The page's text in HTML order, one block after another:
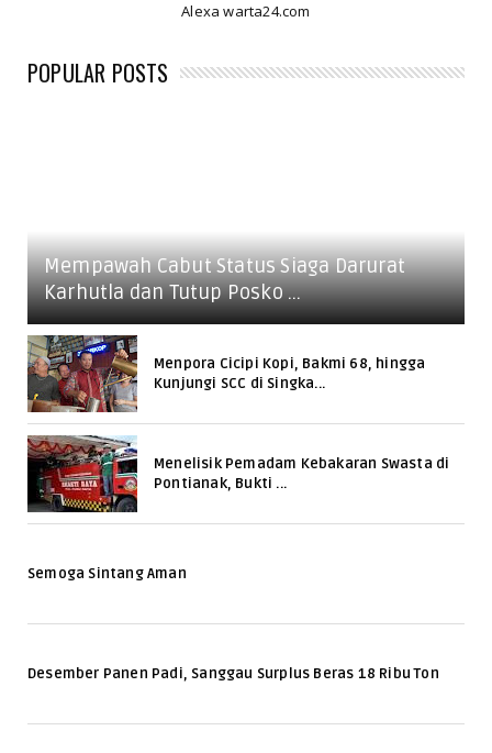
Alexa warta24.com
POPULAR POSTS
Mempawah Cabut Status Siaga Darurat
Karhutla dan Tutup Posko ...
Menpora Cicipi Kopi, Bakmi 68, hingga
Kunjungi SCC di Singka...
Menelisik Pemadam Kebakaran Swasta di
Pontianak, Bukti ...
Semoga Sintang Aman
Desember Panen Padi, Sanggau Surplus Beras 18 Ribu Ton